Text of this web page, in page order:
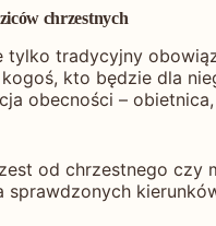
chrzestnych
tylko tradycyjny
kto będzie dla
obecności –
od chrzestnego
sprawdzonych